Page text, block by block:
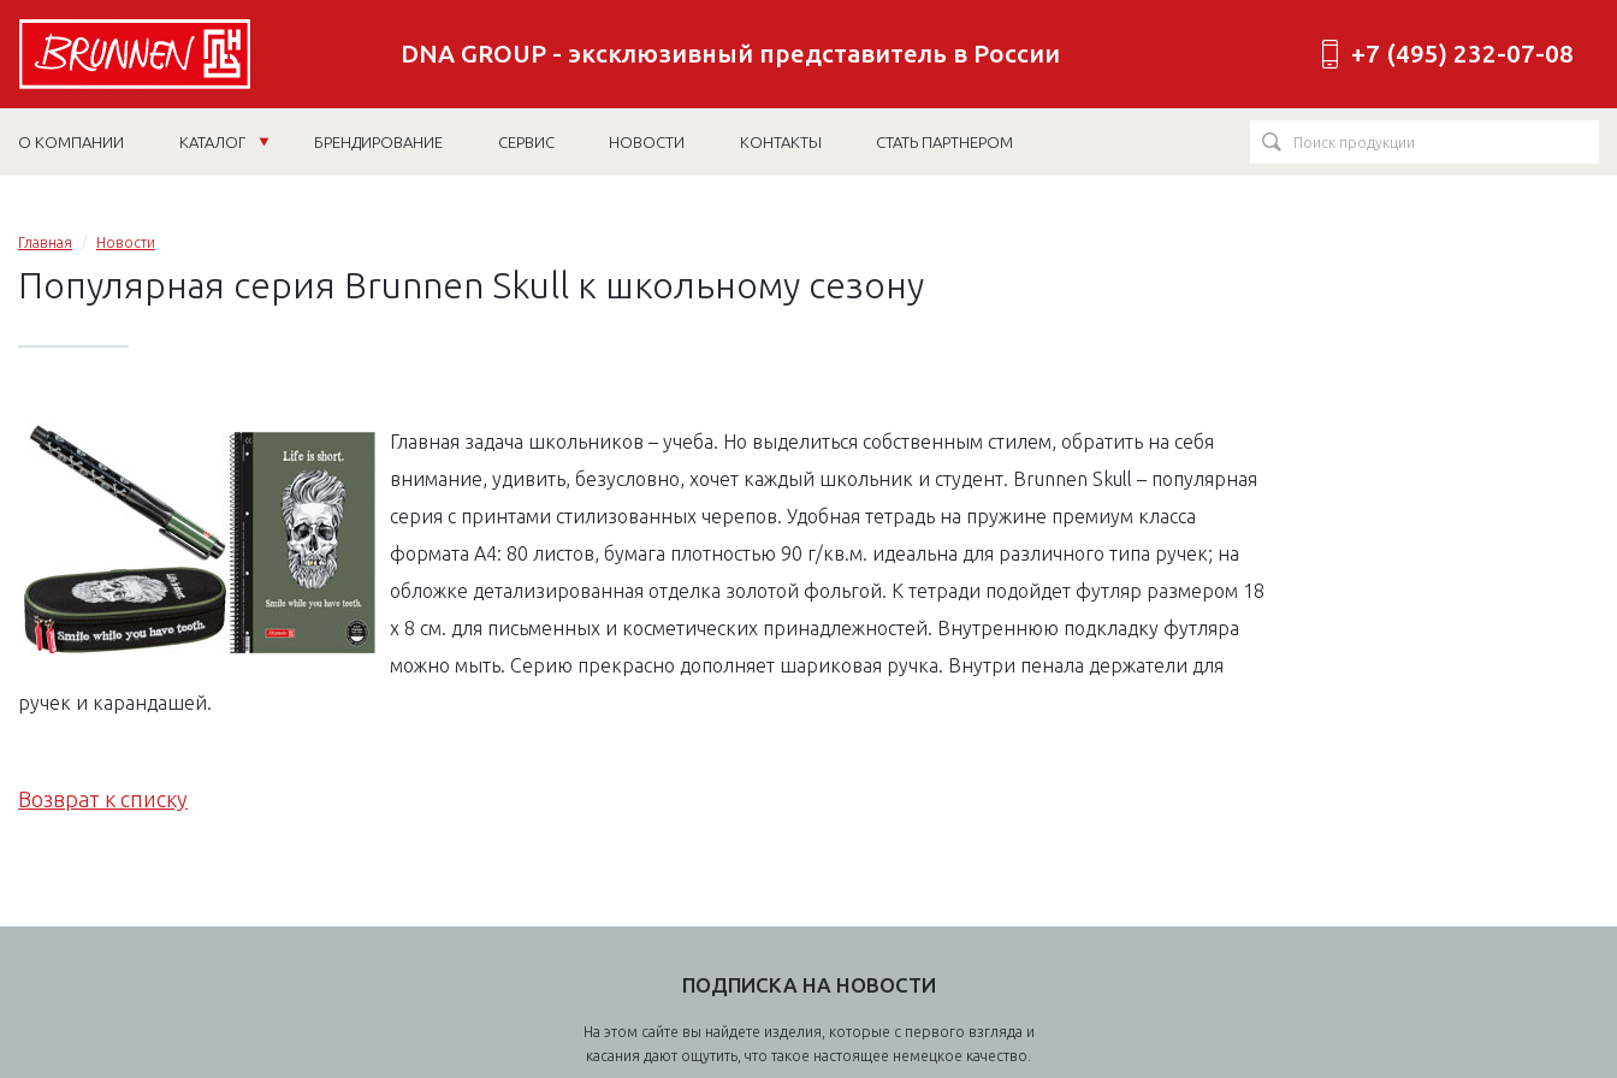
DNA GROUP - эксклюзивный представитель в России +7 (495) 232-07-08
О КОМПАНИИ КАТАЛОГ БРЕНДИРОВАНИЕ СЕРВИС НОВОСТИ КОНТАКТЫ СТАТЬ ПАРТНЕРОМ
Главная Новости
Популярная серия Brunnen Skull к школьному сезону
Главная задача школьников – учеба. Но выделиться собственным стилем, обратить на себя
внимание, удивить, безусловно, хочет каждый школьник и студент. Brunnen Skull – популярная
серия с принтами стилизованных черепов. Удобная тетрадь на пружине премиум класса
формата A4: 80 листов, бумага плотностью 90 г/кв.м. идеальна для различного типа ручек; на
обложке детализированная отделка золотой фольгой. К тетради подойдет футляр размером 18
x 8 см. для письменных и косметических принадлежностей. Внутреннюю подкладку футляра
можно мыть. Серию прекрасно дополняет шариковая ручка. Внутри пенала держатели для
ручек и карандашей.
Возврат к списку
ПОДПИСКА НА НОВОСТИ
На этом сайте вы найдете изделия, которые с первого взгляда и
касания дают ощутить, что такое настоящее немецкое качество.